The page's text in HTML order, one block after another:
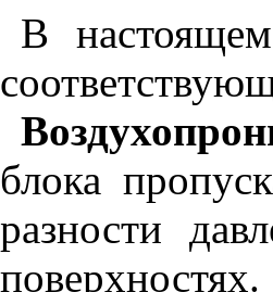
В
блока
разности
поверхностях.